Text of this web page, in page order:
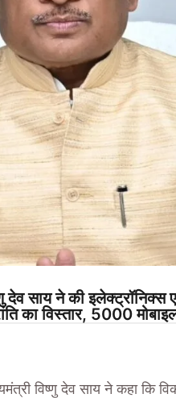
ने की इलेक्ट्रॉनिक्स एवं
का विस्तार, 5000
विष्णु देव साय ने कहा कि